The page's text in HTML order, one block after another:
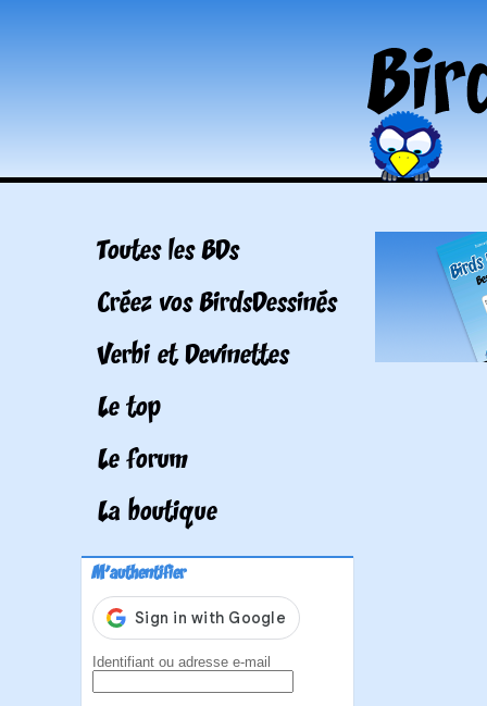
Toutes les BDs
Créez vos BirdsDessinés
Verbi et Devinettes
Le top
Le forum
La boutique
M'authentifier
Identifiant ou adresse e-mail